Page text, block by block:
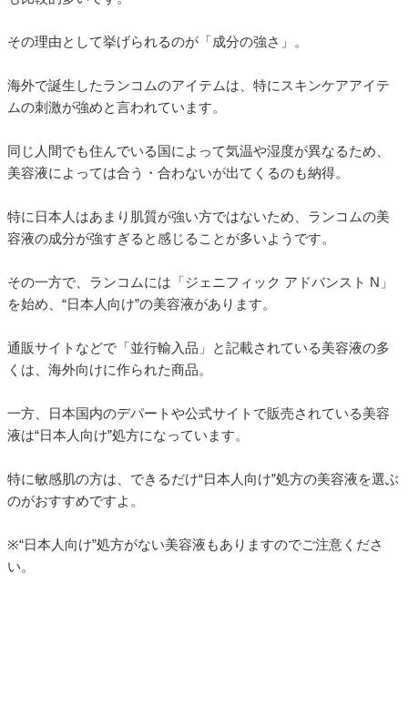
その理由として挙げられるのが「成分の強さ」。
海外で誕生したランコムのアイテムは、特にスキンケアアイテ
ムの刺激が強めと言われています。
同じ人間でも住んでいる国によって気温や湿度が異なるため、
美容液によっては合う・合わないが出てくるのも納得。
特に日本人はあまり肌質が強い方ではないため、ランコムの美
容液の成分が強すぎると感じることが多いようです。
その一方で、ランコムには「ジェニフィック アドバンスト N」
を始め、“日本人向け”の美容液があります。
通販サイトなどで「並行輸入品」と記載されている美容液の多
くは、海外向けに作られた商品。
一方、日本国内のデパートや公式サイトで販売されている美容
液は“日本人向け”処方になっています。
特に敏感肌の方は、できるだけ“日本人向け”処方の美容液を選ぶ
のがおすすめですよ。
※“日本人向け”処方がない美容液もありますのでご注意くださ
い。